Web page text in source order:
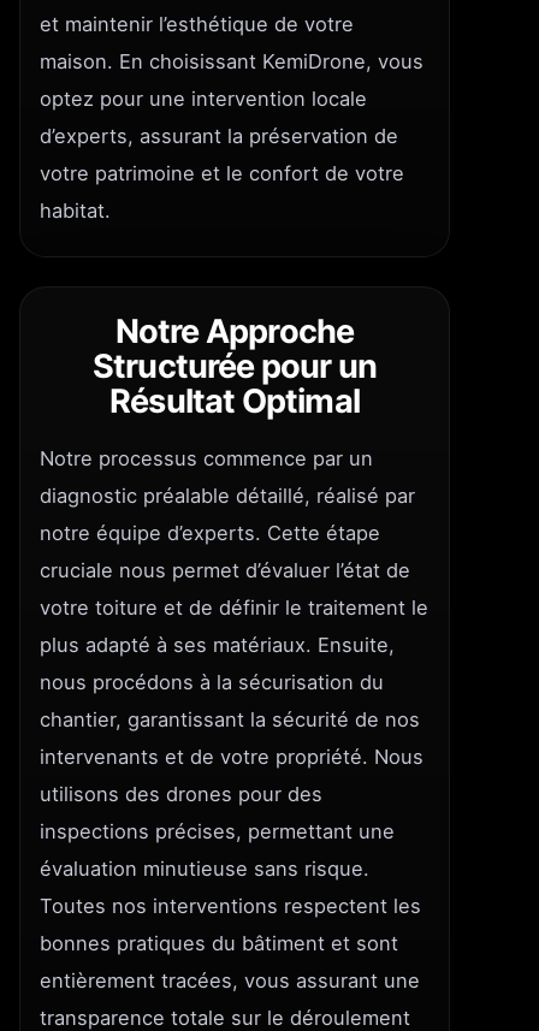
et maintenir l’esthétique de votre
maison. En choisissant KemiDrone, vous
optez pour une intervention locale
d’experts, assurant la préservation de
votre patrimoine et le confort de votre
habitat.
Notre Approche
Structurée pour un
Résultat Optimal
Notre processus commence par un
diagnostic préalable détaillé, réalisé par
notre équipe d’experts. Cette étape
cruciale nous permet d’évaluer l’état de
votre toiture et de définir le traitement le
plus adapté à ses matériaux. Ensuite,
nous procédons à la sécurisation du
chantier, garantissant la sécurité de nos
intervenants et de votre propriété. Nous
utilisons des drones pour des
inspections précises, permettant une
évaluation minutieuse sans risque.
Toutes nos interventions respectent les
bonnes pratiques du bâtiment et sont
entièrement tracées, vous assurant une
transparence totale sur le déroulement